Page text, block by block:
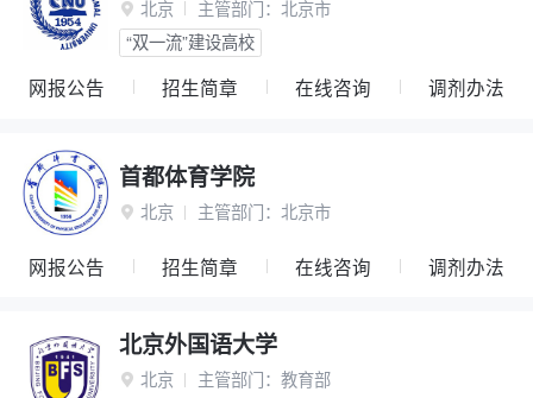
 北京 主管部门： 北京市
“双一流”建设高校
网报公告 招生简章 在线咨询 调剂办法
首都体育学院
 北京 主管部门： 北京市
网报公告 招生简章 在线咨询 调剂办法
北京外国语大学
 北京 主管部门： 教育部